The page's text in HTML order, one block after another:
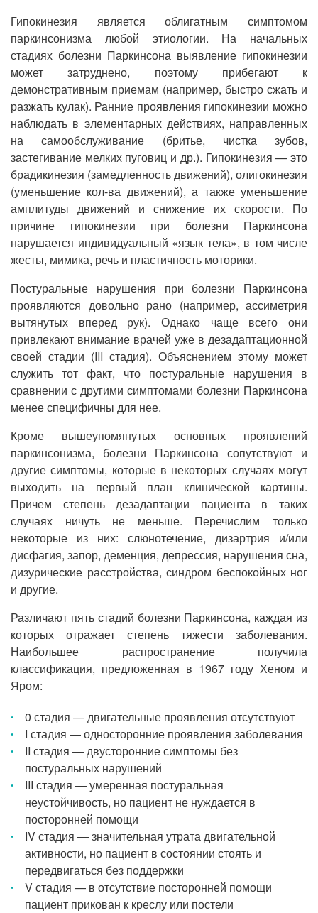
Гипокинезия является облигатным симптомом
паркинсонизма любой этиологии. На начальных
стадиях болезни Паркинсона выявление гипокинезии
может затруднено, поэтому прибегают к
демонстративным приемам (например, быстро сжать и
разжать кулак). Ранние проявления гипокинезии можно
наблюдать в элементарных действиях, направленных
на самообслуживание (бритье, чистка зубов,
застегивание мелких пуговиц и др.). Гипокинезия — это
брадикинезия (замедленность движений), олигокинезия
(уменьшение кол-ва движений), а также уменьшение
амплитуды движений и снижение их скорости. По
причине гипокинезии при болезни Паркинсона
нарушается индивидуальный «язык тела», в том числе
жесты, мимика, речь и пластичность моторики.
Постуральные нарушения при болезни Паркинсона
проявляются довольно рано (например, ассиметрия
вытянутых вперед рук). Однако чаще всего они
привлекают внимание врачей уже в дезадаптационной
своей стадии (III стадия). Объяснением этому может
служить тот факт, что постуральные нарушения в
сравнении с другими симптомами болезни Паркинсона
менее специфичны для нее.
Кроме вышеупомянутых основных проявлений
паркинсонизма, болезни Паркинсона сопутствуют и
другие симптомы, которые в некоторых случаях могут
выходить на первый план клинической картины.
Причем степень дезадаптации пациента в таких
случаях ничуть не меньше. Перечислим только
некоторые из них: слюнотечение, дизартрия и/или
дисфагия, запор, деменция, депрессия, нарушения сна,
дизурические расстройства, синдром беспокойных ног
и другие.
Различают пять стадий болезни Паркинсона, каждая из
которых отражает степень тяжести заболевания.
Наибольшее распространение получила
классификация, предложенная в 1967 году Хеном и
Яром:
0 стадия — двигательные проявления отсутствуют
I стадия — односторонние проявления заболевания
II стадия — двусторонние симптомы без
постуральных нарушений
III стадия — умеренная постуральная
неустойчивость, но пациент не нуждается в
посторонней помощи
IV стадия — значительная утрата двигательной
активности, но пациент в состоянии стоять и
передвигаться без поддержки
V стадия — в отсутствие посторонней помощи
пациент прикован к креслу или постели